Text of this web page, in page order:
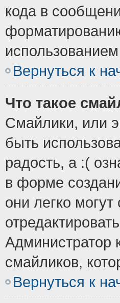
кода в
Вернуться к
Что такое
Смайлики, или
быть
радость, а :(
в форме
они легко
Администратор
смайликов,
Вернуться к